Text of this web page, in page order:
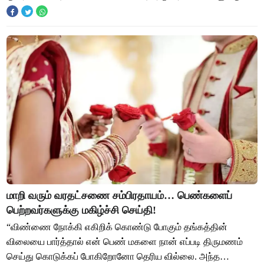
சிகிச்சை அளிக்கவும் சில தனியார் மருத்துவமனைகள் லட்சக்
மாறி வரும் வரதட்சணை சம்பிரதாயம்… பெண்களைப்
பெற்றவர்களுக்கு மகிழ்ச்சி செய்தி!
“விண்ணை நோக்கி எகிறிக் கொண்டு போகும் தங்கத்தின்
விலையை பார்த்தால் என் பெண் மகளை நான் எப்படி திருமணம்
செய்து கொடுக்கப் போகிறோனோ தெரிய வில்லை. அந்த